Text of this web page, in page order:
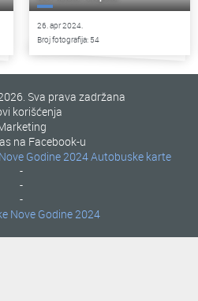
26. apr 2024.
Broj fotografija: 54
Sva prava zadržana
korišćenja
na Facebook-u
-
Godine 2024
-
Autobuske karte
-
Nove Godine 2024